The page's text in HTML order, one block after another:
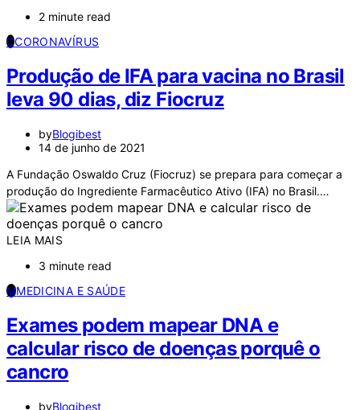
2 minute read
CCORONAVÍRUS
Produção de IFA para vacina no Brasil
leva 90 dias, diz Fiocruz
byBlogibest
14 de junho de 2021
A Fundação Oswaldo Cruz (Fiocruz) se prepara para começar a
produção do Ingrediente Farmacêutico Ativo (IFA) no Brasil.…
LEIA MAIS
3 minute read
MMEDICINA E SAÚDE
Exames podem mapear DNA e
calcular risco de doenças porquê o
cancro
byBlogibest